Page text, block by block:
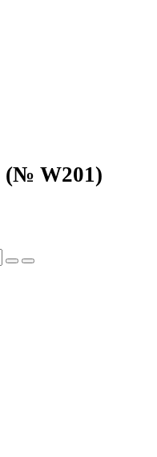
(№ W201)